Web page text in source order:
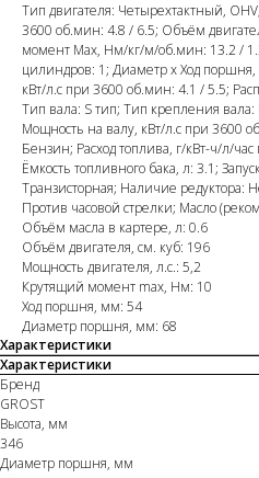
Тип двигателя: Четырехтактный,
3600 об.мин: 4.8 / 6.5; Объём
момент Max, Нм/кг/м/об.мин: 13.2 /
цилиндров: 1; Диаметр x Ход
кВт/л.с при 3600 об.мин: 4.1 / 5.5;
Тип вала: S тип; Тип крепления
Мощность на валу, кВт/л.с при 3600
Бензин; Расход топлива, г/кВт-ч/л/
Ёмкость топливного бака, л: 3.1;
Транзисторная; Наличие
Против часовой стрелки; Масло
Объём масла в картере, л: 0.6
Объём двигателя, см. куб: 196
Мощность двигателя, л.с.: 5,2
Крутящий момент max, Hм: 10
Ход поршня, мм: 54
Диаметр поршня, мм: 68
Характеристики
Характеристики
Бренд
GROST
Высота, мм
346
Диаметр поршня, мм